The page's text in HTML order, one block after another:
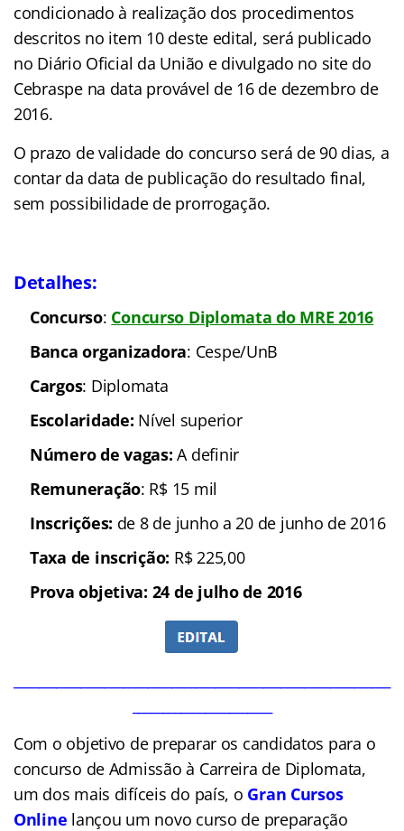
condicionado à realização dos procedimentos
descritos no item 10 deste edital, será publicado
no Diário Oficial da União e divulgado no site do
Cebraspe na data provável de 16 de dezembro de
2016.
O prazo de validade do concurso será de 90 dias, a
contar da data de publicação do resultado final,
sem possibilidade de prorrogação.
Detalhes:
Concurso: Concurso Diplomata do MRE 2016
Banca organizadora: Cespe/UnB
Cargos: Diplomata
Escolaridade: Nível superior
Número de vagas:A definir
Remuneração: R$ 15 mil
Inscrições: de 8 de junho a 20 de junho de 2016
Taxa de inscrição: R$ 225,00
Prova objetiva: 24 de julho de 2016
Com o objetivo de preparar os candidatos para o
concurso de Admissão à Carreira de Diplomata,
um dos mais difíceis do país, o Gran Cursos
Online lançou um novo curso de preparação